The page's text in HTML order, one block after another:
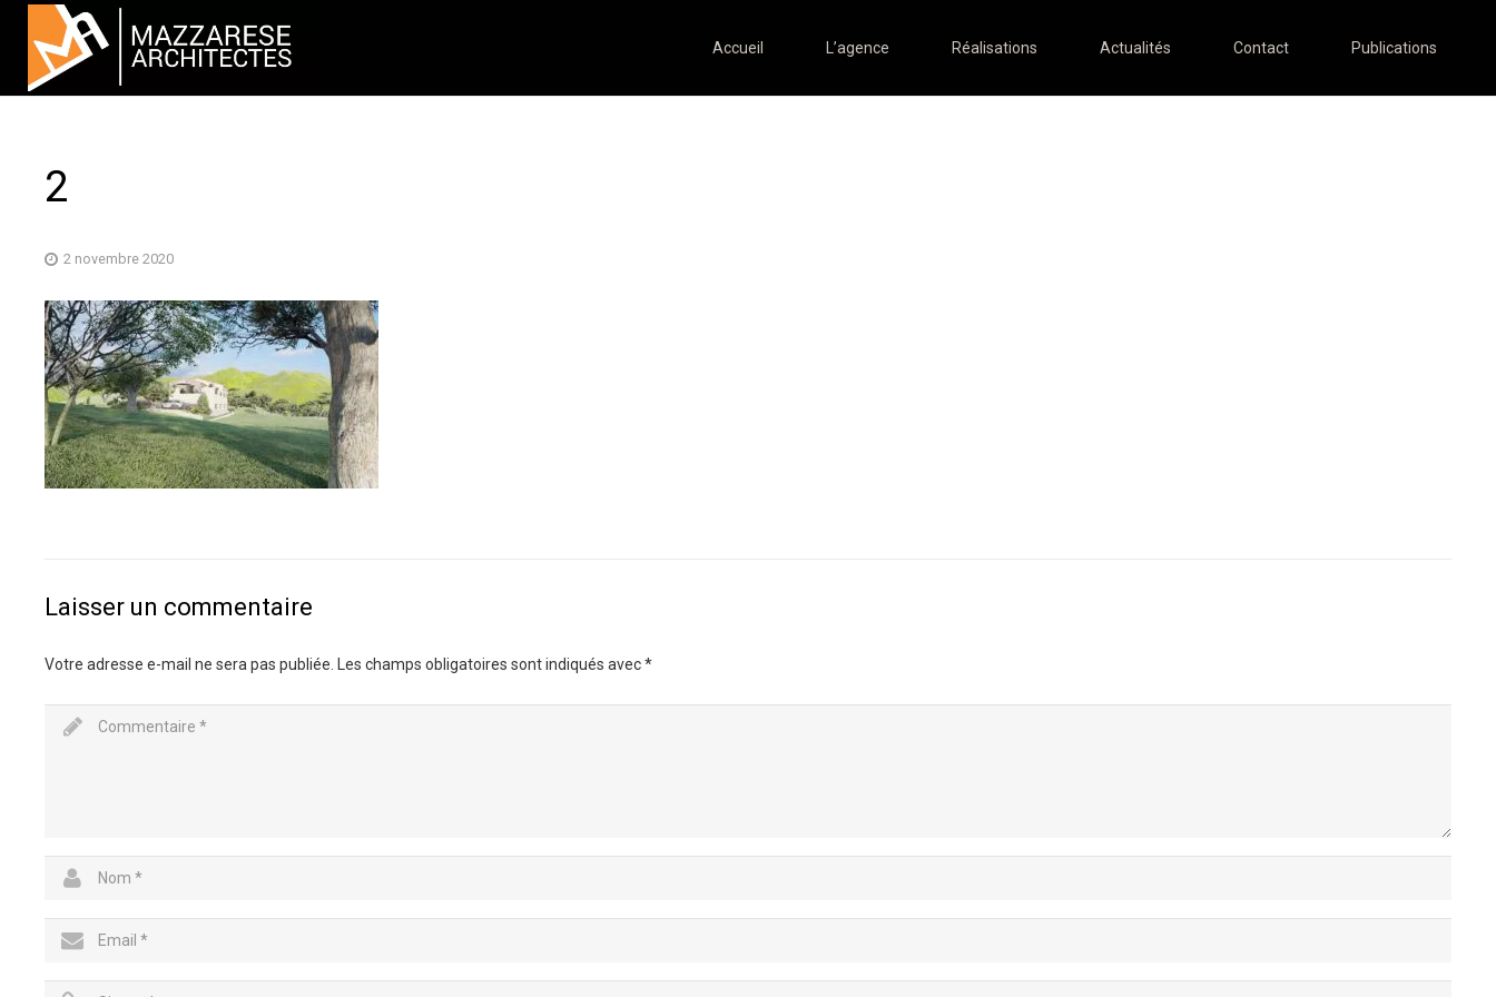
Accueil L’agence Réalisations Actualités Contact Publications
2
2 novembre 2020
Laisser un commentaire
Votre adresse e-mail ne sera pas publiée. Les champs obligatoires sont indiqués avec*